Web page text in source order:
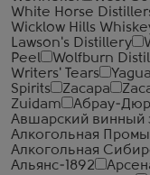
White Horse
Wicklow Hills
Lawson's Distillery
Peel
Wolfburn
Writers' Tears
Spirits
Zacapa
Zuidam
Абрау-
Авшарский винный
Алкогольная
Алкогольная
Альянс-1892